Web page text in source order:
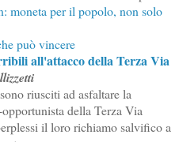
moneta per il popolo, non solo
può vincere
all'attacco della Terza Via
riusciti ad asfaltare la
della Terza Via
il loro richiamo salvifico a